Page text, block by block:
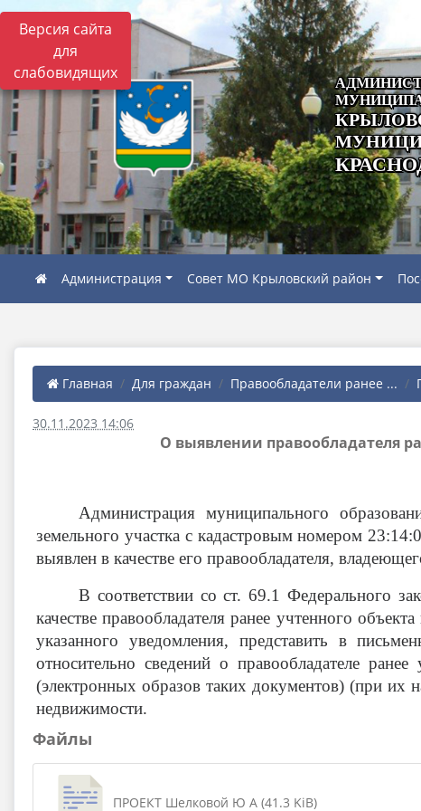
Версия сайта
для
слабовидящих
Администрация Совет МО Крыловский район
Главная Для граждан Правообладатели ранее ...
30.11.2023 14:06
О выявлении правообладателя
Администрация муниципального
земельного участка с кадастровым номером
выявлен в качестве его правообладателя,
В соответствии со ст. 69.1 Федерального
качестве правообладателя ранее учтенного
указанного уведомления, представить в
относительно сведений о правообладателе
(электронных образов таких документов) (при их
недвижимости.
Файлы
ПРОЕКТ Шелковой Ю А (41.3 KiB)